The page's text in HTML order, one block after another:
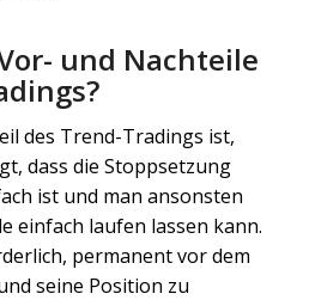
und Nachteile
des Trend-Tradings ist,
dass die Stoppsetzung
ist und man ansonsten
einfach laufen lassen kann.
permanent vor dem
seine Position zu